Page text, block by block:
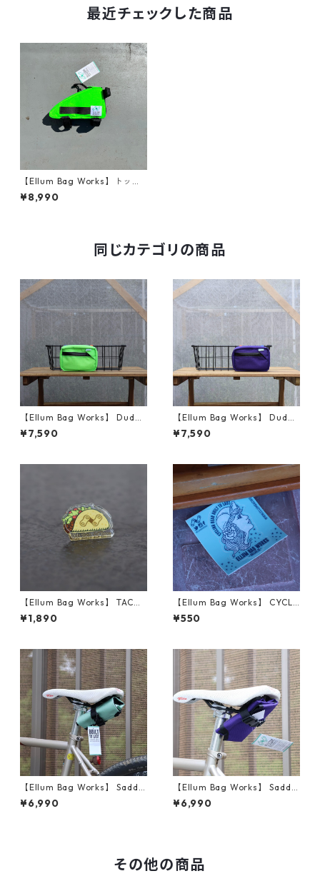
最近チェックした商品
【Ellum Bag Works】トップ
チューブバッグ Gas Tank (Ne
on Green)
¥8,990
同じカテゴリの商品
【Ellum Bag Works】 Duder
ino (Neon Green)
¥7,590
【Ellum Bag Works】 Duder
ino (Purple)
¥7,590
【Ellum Bag Works】 TACO
PIN
¥1,890
【Ellum Bag Works】 CYCLI
NG BABE STICKER
¥550
【Ellum Bag Works】 Saddle
Roll (Mint)
¥6,990
【Ellum Bag Works】 Saddle
Roll (Purple)
¥6,990
その他の商品